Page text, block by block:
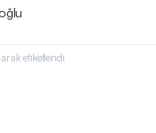
etiketlendi